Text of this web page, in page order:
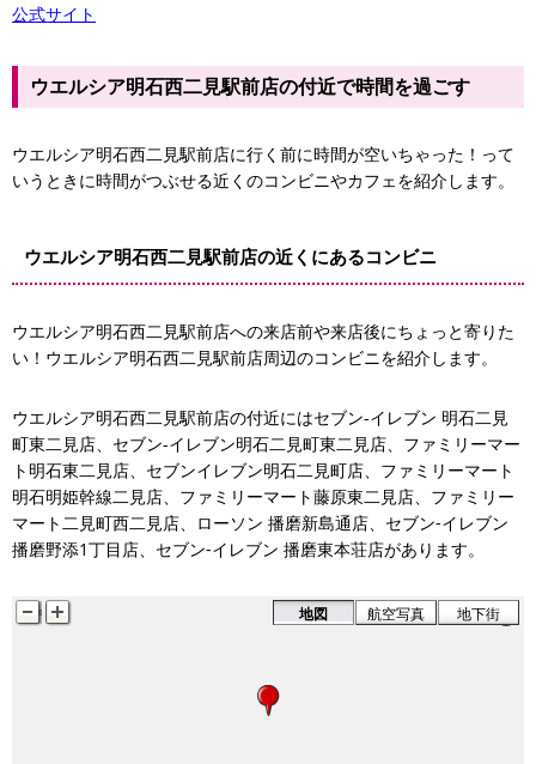
公式サイト
ウエルシア明石西二見駅前店の付近で時間を過ごす
ウエルシア明石西二見駅前店に行く前に時間が空いちゃった！って
いうときに時間がつぶせる近くのコンビニやカフェを紹介します。
ウエルシア明石西二見駅前店の近くにあるコンビニ
ウエルシア明石西二見駅前店への来店前や来店後にちょっと寄りた
い！ウエルシア明石西二見駅前店周辺のコンビニを紹介します。
ウエルシア明石西二見駅前店の付近にはセブン-イレブン 明石二見
町東二見店、セブン-イレブン明石二見町東二見店、ファミリーマー
ト明石東二見店、セブンイレブン明石二見町店、ファミリーマート
明石明姫幹線二見店、ファミリーマート藤原東二見店、ファミリー
マート二見町西二見店、ローソン 播磨新島通店、セブン‐イレブン
播磨野添1丁目店、セブン‐イレブン 播磨東本荘店があります。
地図 航空写真 地下街